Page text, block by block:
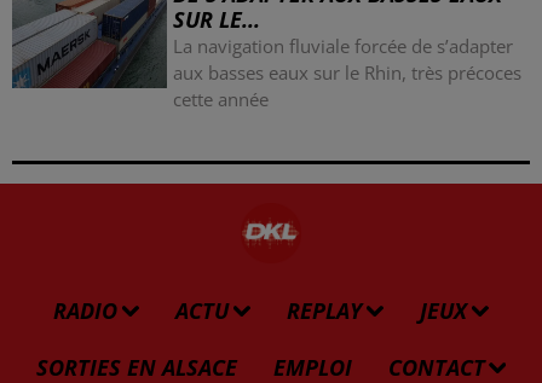
SUR LE...
La navigation fluviale forcée de s’adapter
aux basses eaux sur le Rhin, très précoces
cette année
RADIO ACTU REPLAY
JEUX
SORTIES EN ALSACE
EMPLOI CONTACT